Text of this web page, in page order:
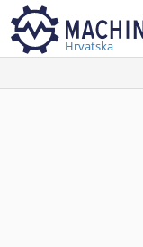
Hrvatska